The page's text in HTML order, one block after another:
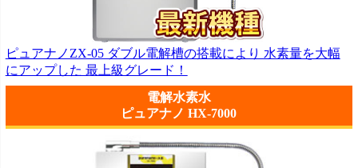
ピュアナノZX-05 ダブル電解槽の搭載により 水素量を大幅
にアップした 最上級グレード！
電解水素水
ピュアナノ HX-7000